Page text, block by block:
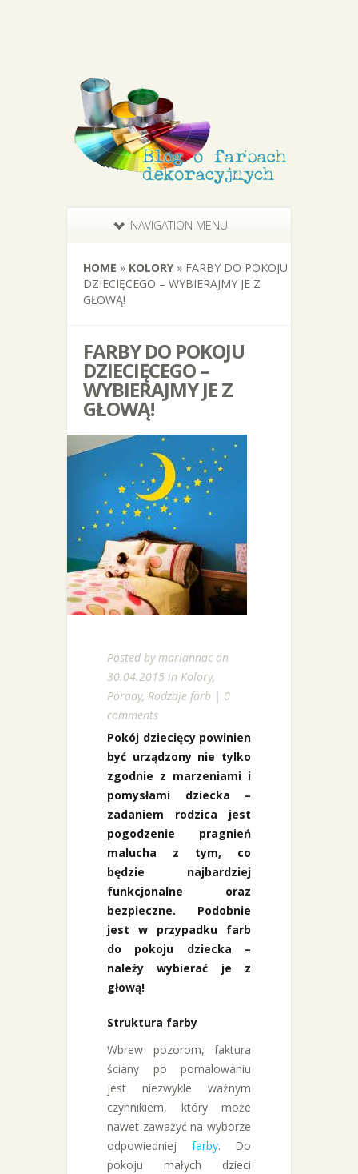
NAVIGATION MENU
HOME » KOLORY » FARBY DO POKOJU
DZIECIĘCEGO – WYBIERAJMY JE Z
GŁOWĄ!
FARBY DO POKOJU
DZIECIĘCEGO –
WYBIERAJMY JE Z
GŁOWĄ!
Posted bymariannac on
30.04.2015 in Kolory,
Porady, Rodzaje farb | 0
comments
Pokój dziecięcy powinien
być urządzony nie tylko
zgodnie z marzeniami i
pomysłami dziecka –
zadaniem rodzica jest
pogodzenie pragnień
malucha z tym, co
będzie najbardziej
funkcjonalne oraz
bezpieczne. Podobnie
jest w przypadku farb
do pokoju dziecka –
należy wybierać je z
głową!
Struktura farby
Wbrew pozorom, faktura
ściany po pomalowaniu
jest niezwykle ważnym
czynnikiem, który może
nawet zaważyć na wyborze
odpowiedniej farby. Do
pokoju małych dzieci